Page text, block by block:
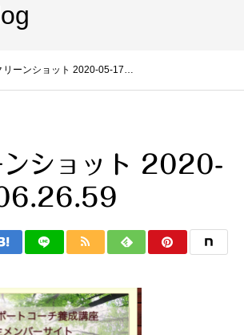
リーンショット 2020-05-17…
ンショット 2020-